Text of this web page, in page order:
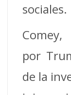
sociales.
por
de la